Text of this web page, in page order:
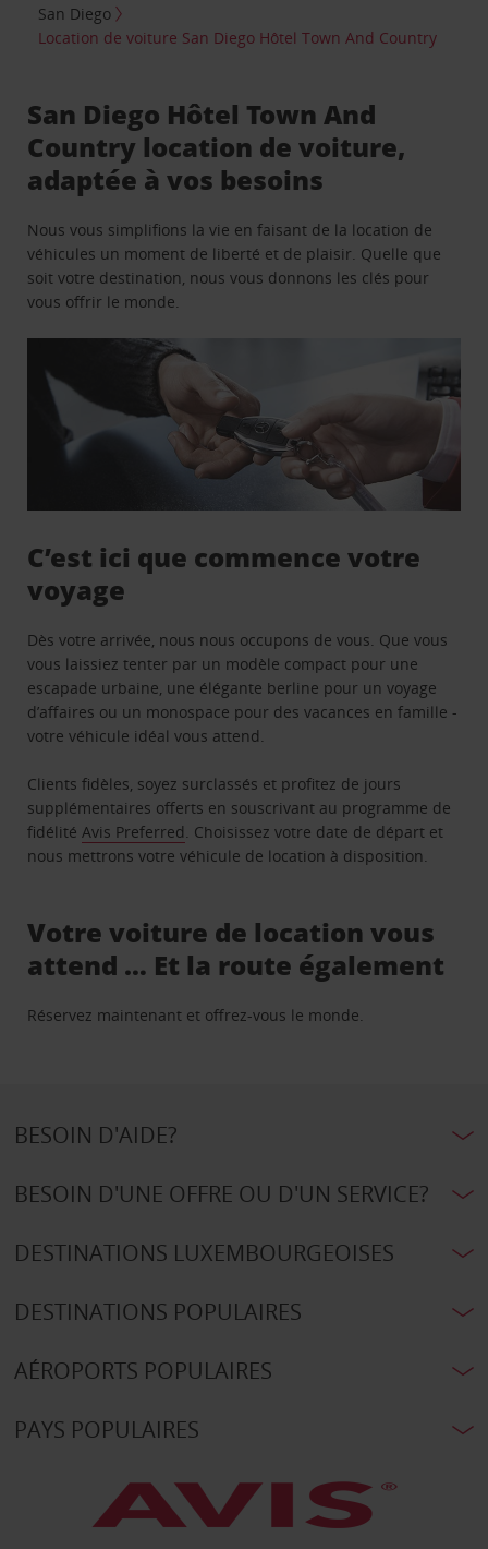
San Diego
Location de voiture San Diego Hôtel Town And Country
San Diego Hôtel Town And
Country location de voiture,
adaptée à vos besoins
Nous vous simplifions la vie en faisant de la location de
véhicules un moment de liberté et de plaisir. Quelle que
soit votre destination, nous vous donnons les clés pour
vous offrir le monde.
C’est ici que commence votre
voyage
Dès votre arrivée, nous nous occupons de vous. Que vous
vous laissiez tenter par un modèle compact pour une
escapade urbaine, une élégante berline pour un voyage
d’affaires ou un monospace pour des vacances en famille -
votre véhicule idéal vous attend.
Clients fidèles, soyez surclassés et profitez de jours
supplémentaires offerts en souscrivant au programme de
fidélitéAvis Preferred. Choisissez votre date de départ et
nous mettrons votre véhicule de location à disposition.
Votre voiture de location vous
attend … Et la route également
Réservez maintenant et offrez-vous le monde.
BESOIN D'AIDE?
BESOIN D'UNE OFFRE OU D'UN SERVICE?
DESTINATIONS LUXEMBOURGEOISES
DESTINATIONS POPULAIRES
AÉROPORTS POPULAIRES
PAYS POPULAIRES